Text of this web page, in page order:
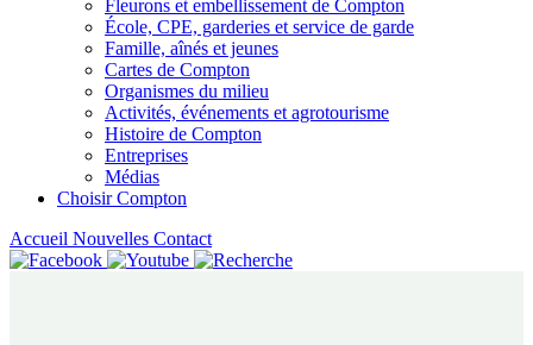
Fleurons et embellissement de Compton
École, CPE, garderies et service de garde
Famille, aînés et jeunes
Cartes de Compton
Organismes du milieu
Activités, événements et agrotourisme
Histoire de Compton
Entreprises
Médias
Choisir Compton
Accueil Nouvelles Contact